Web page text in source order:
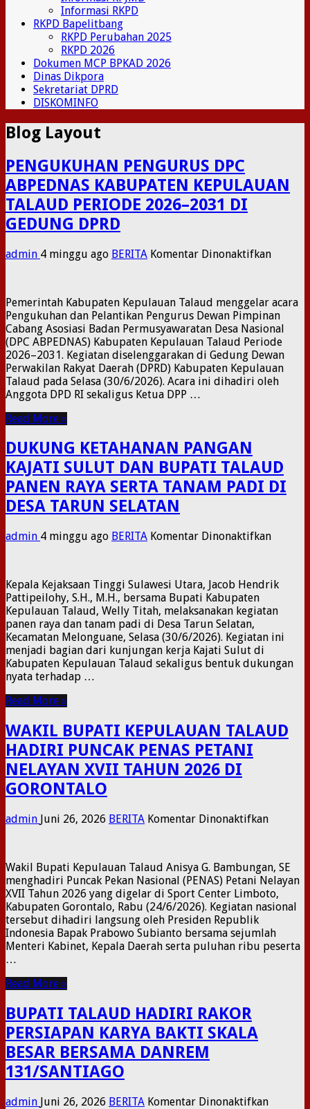
Informasi RKPD
RKPD Bapelitbang
RKPD Perubahan 2025
RKPD 2026
Dokumen MCP BPKAD 2026
Dinas Dikpora
Sekretariat DPRD
DISKOMINFO
Blog Layout
PENGUKUHAN PENGURUS DPC
ABPEDNAS KABUPATEN KEPULAUAN
TALAUD PERIODE 2026–2031 DI
GEDUNG DPRD
admin 4 minggu ago BERITA Komentar Dinonaktifkanpada
2026–
2031
​Pemerintah Kabupaten Kepulauan Talaud menggelar acara
Pengukuhan dan Pelantikan Pengurus Dewan Pimpinan
Cabang Asosiasi Badan Permusyawaratan Desa Nasional
(DPC ABPEDNAS) Kabupaten Kepulauan Talaud Periode
2026–2031. Kegiatan diselenggarakan di Gedung Dewan
Perwakilan Rakyat Daerah (DPRD) Kabupaten Kepulauan
Talaud pada Selasa (30/6/2026). ​Acara ini dihadiri oleh
Anggota DPD RI sekaligus Ketua DPP …
Read More »
DUKUNG KETAHANAN PANGAN
KAJATI SULUT DAN BUPATI TALAUD
PANEN RAYA SERTA TANAM PADI DI
DESA TARUN SELATAN
admin 4 minggu ago BERITA Komentar Dinonaktifkanpada
KAJATI
DAN
RAYA
DESA
Kepala Kejaksaan Tinggi Sulawesi Utara, Jacob Hendrik
Pattipeilohy, S.H., M.H., bersama Bupati Kabupaten
Kepulauan Talaud, Welly Titah, melaksanakan kegiatan
panen raya dan tanam padi di Desa Tarun Selatan,
Kecamatan Melonguane, Selasa (30/6/2026). Kegiatan ini
menjadi bagian dari kunjungan kerja Kajati Sulut di
Kabupaten Kepulauan Talaud sekaligus bentuk dukungan
nyata terhadap …
Read More »
WAKIL BUPATI KEPULAUAN TALAUD
HADIRI PUNCAK PENAS PETANI
NELAYAN XVII TAHUN 2026 DI
GORONTALO
admin Juni 26, 2026 BERITA Komentar Dinonaktifkanpada
TALAUD
HADIRI
PUNCAK
PENAS
XVII
Wakil Bupati Kepulauan Talaud Anisya G. Bambungan, SE
menghadiri Puncak Pekan Nasional (PENAS) Petani Nelayan
XVII Tahun 2026 yang digelar di Sport Center Limboto,
Kabupaten Gorontalo, Rabu (24/6/2026). Kegiatan nasional
tersebut dihadiri langsung oleh Presiden Republik
Indonesia Bapak Prabowo Subianto bersama sejumlah
Menteri Kabinet, Kepala Daerah serta puluhan ribu peserta
…
Read More »
BUPATI TALAUD HADIRI RAKOR
PERSIAPAN KARYA BAKTI SKALA
BESAR BERSAMA DANREM
131/SANTIAGO
admin Juni 26, 2026 BERITA Komentar Dinonaktifkanpada